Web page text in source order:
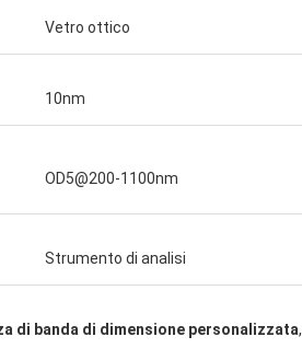
Vetro ottico
10nm
OD5@200-1100nm
Strumento di analisi
di banda di dimensione personalizzata,